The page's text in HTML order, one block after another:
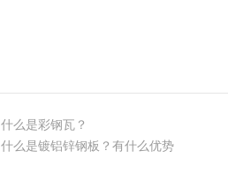
什么是彩钢瓦？
什么是镀铝锌钢板？有什么优势